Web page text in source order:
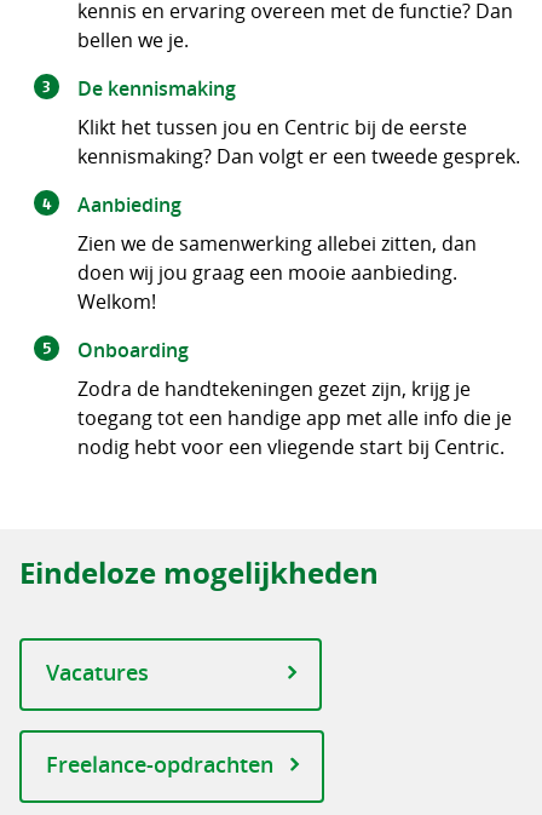
kennis en ervaring overeen met de functie? Dan
bellen we je.
De kennismaking
Klikt het tussen jou en Centric bij de eerste
kennismaking? Dan volgt er een tweede gesprek.
Aanbieding
Zien we de samenwerking allebei zitten, dan
doen wij jou graag een mooie aanbieding.
Welkom!
Onboarding
Zodra de handtekeningen gezet zijn, krijg je
toegang tot een handige app met alle info die je
nodig hebt voor een vliegende start bij Centric.
Eindeloze mogelijkheden
Vacatures
Freelance-opdrachten